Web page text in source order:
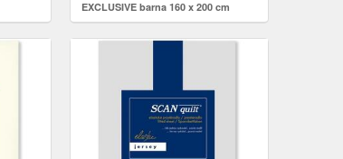
EXCLUSIVE barna 160 x 200 cm